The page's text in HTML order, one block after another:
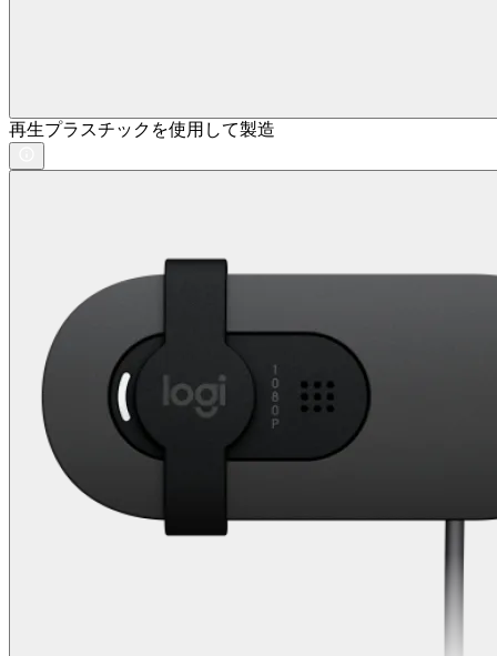
再生プラスチックを使用して製造